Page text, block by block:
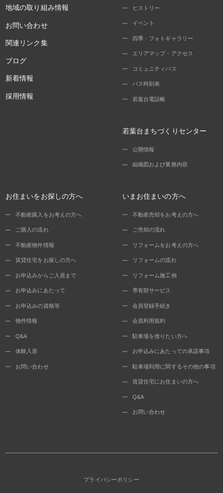
地域の取り組み情報
お問い合わせ
関連リンク集
ブログ
新着情報
採用情報
ヒストリー
イベント
四季・フォトギャラリー
エリアマップ・アクセス
コミュニティバス
バス時刻表
若葉台電話帳
若葉台まちづくりセンター
公開情報
組織図および業務内容
お住まいをお探しの方へ
不動産購入をお考えの方へ
ご購入の流れ
不動産物件情報
賃貸住宅をお探しの方へ
お申込みからご入居まで
お申込みにあたって
お申込みの資格等
物件情報
Q&A
体験入居
お問い合わせ
いまお住まいの方へ
不動産売却をお考えの方へ
ご売却の流れ
リフォームをお考えの方へ
リフォームの流れ
リフォーム施工例
専有部サービス
会員登録手続き
会員利用規約
駐車場を借りたい方へ
お申込みにあたっての承諾事項
駐車場利用に関するその他の事項
賃貸住宅にお住まいの方へ
Q&A
お問い合わせ
プライバシーポリシー